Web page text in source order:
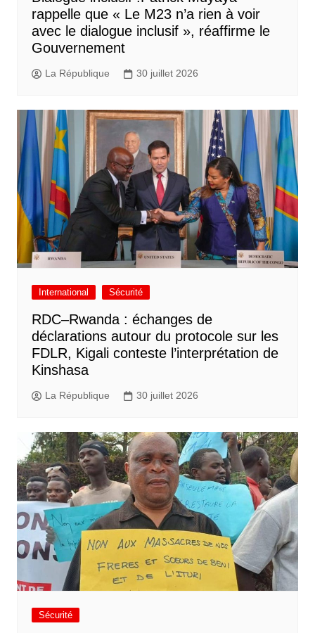
rappelle que « Le M23 n’a rien à voir
avec le dialogue inclusif », réaffirme le
Gouvernement
La République 30 juillet 2026
International Sécurité
RDC–Rwanda : échanges de
déclarations autour du protocole sur les
FDLR, Kigali conteste l’interprétation de
Kinshasa
La République 30 juillet 2026
Sécurité